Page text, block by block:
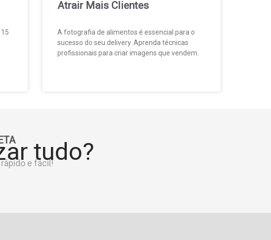
Atrair Mais Clientes
A fotografia de alimentos é essencial para o
sucesso do seu delivery. Aprenda técnicas
profissionais para criar imagens que vendem.
tudo?
e fácil!